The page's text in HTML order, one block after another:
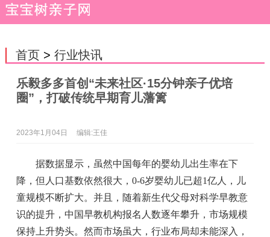
首页> 行业快讯
乐毅多多首创“未来社区·15分钟亲子优培
圈”，打破传统早期育儿藩篱
2023年1月04日 编辑:王佳
据数据显示，虽然中国每年的婴幼儿出生率在下
降，但人口基数依然很大，0-6岁婴幼儿已超1亿人，儿
童规模不断扩大。并且，随着新生代父母对科学早教意
识的提升，中国早教机构报名人数逐年攀升，市场规模
保持上升势头。然而市场虽大，行业布局却未能深入，